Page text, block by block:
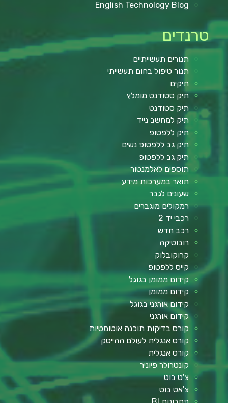
English Technology Blog
טרנדים
תנורים תעשייתיים
תנור טיפול בחום תעשייתי
תיקים
תיק סטודנט מומלץ
תיק סטודנט
תיק למחשב נייד
תיק ללפטופ
תיק גב ללפטופ נשים
תיק גב ללפטופ
תוספים לאלמנטור
תואר במערכות מידע
שעונים לגבר
רמקולים מוגברים
רכבי יד 2
רכב חדש
רובוטיקה
קרוקובלוק
קייס ללפטופ
קידום ממומן בגוגל
קידום ממומן
קידום אורגני בגוגל
קידום אורגני
קורס בדיקות תוכנה אוטומטיות
קורס אנגלית לעולם ההייטק
קורס אנגלית
קונטרולר פיוניר
צ'ט בוט
צ'אט בוט